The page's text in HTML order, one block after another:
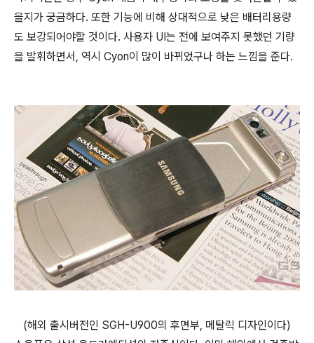
을지가 궁금하다. 또한 기능에 비해 상대적으로 낮은 배터리용량
도 보강되어야할 것이다. 사용자 UI는 전에 보여주지 못했던 기량
을 발휘하면서, 역시 Cyon이 많이 바뀌었구나 하는 느낌을 준다.
(해외 출시버전인 SGH-U900의 후면부, 메탈릭 디자인이다)